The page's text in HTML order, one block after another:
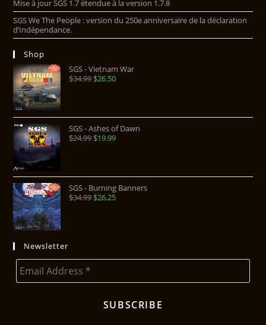
Mise à jour SGS 1.7 étendue à la version 1.7.8
SGS We The People : version du 250e anniversaire de la déclaration
d’Indépendance.
Shop
SGS - Vietnam War
$34.99$26.50
SGS - Ashes of Dawn
$24.99$19.99
SGS - Burning Banners
$34.99$26.25
Newsletter